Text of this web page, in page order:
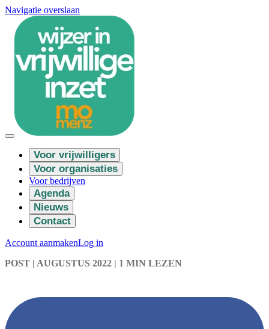
Navigatie overslaan
Voor vrijwilligers
Voor organisaties
Voor bedrijven
Agenda
Nieuws
Contact
Account aanmakenLog in
POST | AUGUSTUS 2022 | 1 MIN LEZEN